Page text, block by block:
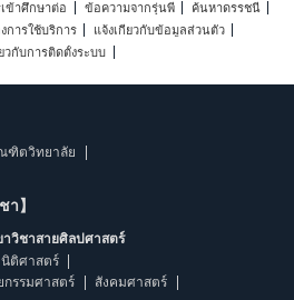
ข้าศึกษาต่อ
ข้อความจากรุ่นพี่
ค้นหาดรรชนี
การใช้บริการ
แจ้งเกี่ยวกับข้อมูลส่วนตัว
วกับการติดตั้งระบบ
ฑิตวิทยาลัย
】
วิชาสายศิลปศาสตร์
นิติศาสตร์
รรมศาสตร์
สังคมศาสตร์